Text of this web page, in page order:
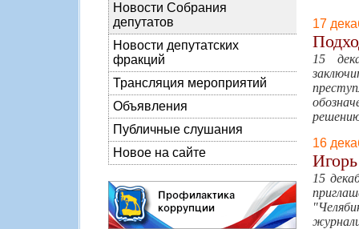
Новости Собрания
депутатов
Новости депутатских
фракций
Трансляция мероприятий
Объявления
Публичные слушания
Новое на сайте
17
15
16
15